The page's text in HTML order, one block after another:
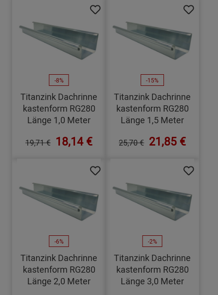
-8%
Titanzink Dachrinne
kastenform RG280
Länge 1,0 Meter
19,71 € 18,14 €
-15%
Titanzink Dachrinne
kastenform RG280
Länge 1,5 Meter
25,70 € 21,85 €
-6%
Titanzink Dachrinne
kastenform RG280
Länge 2,0 Meter
-2%
Titanzink Dachrinne
kastenform RG280
Länge 3,0 Meter